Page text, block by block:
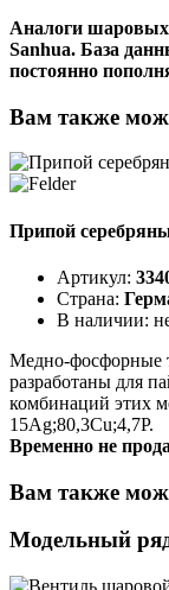
Аналоги шаровых
Sanhua. База
постоянно
Вам также
Припой
Артикул:
Страна:
В наличии:
Медно-фосфорные
разработаны для
комбинаций этих
15Ag;80,3Cu;4,7P.
Временно не
Вам также
Модельный